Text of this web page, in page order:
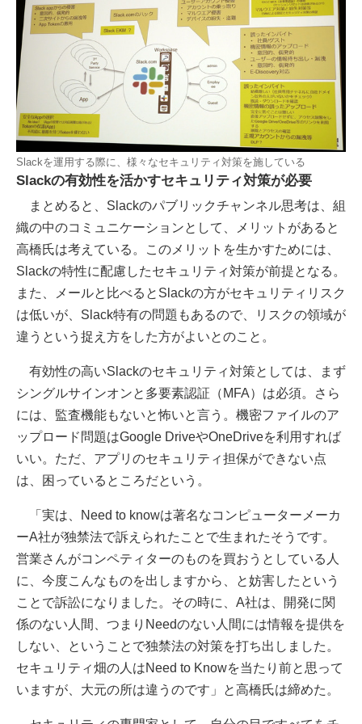
Slackを運用する際に、様々なセキュリティ対策を施している
Slackの有効性を活かすセキュリティ対策が必要
まとめると、Slackのパブリックチャンネル思考は、組
織の中のコミュニケーションとして、メリットがあると
高橋氏は考えている。このメリットを生かすためには、
Slackの特性に配慮したセキュリティ対策が前提となる。
また、メールと比べるとSlackの方がセキュリティリスク
は低いが、Slack特有の問題もあるので、リスクの領域が
違うという捉え方をした方がよいとのこと。
有効性の高いSlackのセキュリティ対策としては、まず
シングルサインオンと多要素認証（MFA）は必須。さら
には、監査機能もないと怖いと言う。機密ファイルのア
ップロード問題はGoogle DriveやOneDriveを利用すれば
いい。ただ、アプリのセキュリティ担保ができない点
は、困っているところだという。
「実は、Need to knowは著名なコンピューターメーカ
ーA社が独禁法で訴えられたことで生まれたそうです。
営業さんがコンペティターのものを買おうとしている人
に、今度こんなものを出しますから、と妨害したという
ことで訴訟になりました。その時に、A社は、開発に関
係のない人間、つまりNeedのない人間には情報を提供を
しない、ということで独禁法の対策を打ち出しました。
セキュリティ畑の人はNeed to Knowを当たり前と思って
いますが、大元の所は違うのです」と高橋氏は締めた。